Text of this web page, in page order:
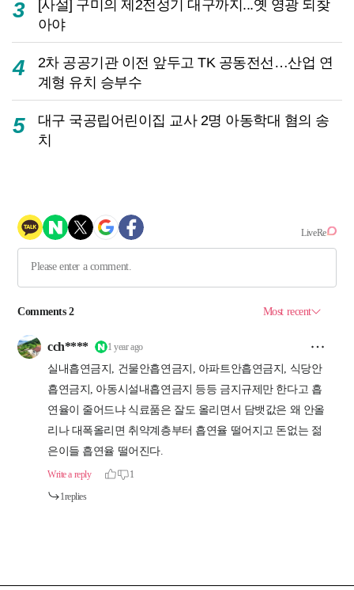
3
[사설] 구미의 제2전성기 대구까지...옛 영광 되찾
아야
4
2차 공공기관 이전 앞두고 TK 공동전선…산업 연
계형 유치 승부수
5
대구 국공립어린이집 교사 2명 아동학대 혐의 송
치